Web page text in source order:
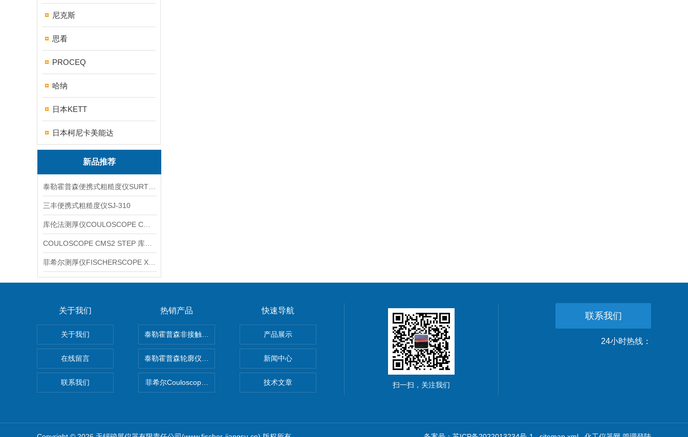
尼克斯
思看
PROCEQ
哈纳
日本KETT
日本柯尼卡美能达
新品推荐
三丰便携式粗糙度仪SJ-310
关于我们
关于我们
在线留言
联系我们
热销产品
泰勒霍普森非接触式轮廓仪LUPHOScan 850 HD
泰勒霍普森轮廓仪|TAYLOR HOBSON
菲希尔Couloscope CMS2电解法测厚仪
快速导航
产品展示
新闻中心
技术文章 扫一扫，关注我们
联系我们
24小时热线：